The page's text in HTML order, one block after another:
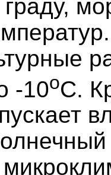
-10оС.